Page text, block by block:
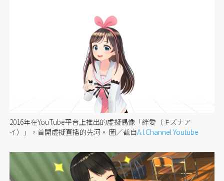
2016年在YouTube平台上推出的虛擬偶像「絆愛（キズナア
イ）」，首開虛擬直播的先河。 圖／截自A.I.Channel Youtube